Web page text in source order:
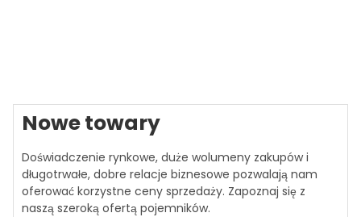
Nowe towary
Doświadczenie rynkowe, duże wolumeny zakupów i
długotrwałe, dobre relacje biznesowe pozwalają nam
oferować korzystne ceny sprzedaży. Zapoznaj się z
naszą szeroką ofertą pojemników.